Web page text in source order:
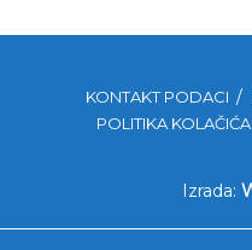
KONTAKT PODACI
POLITIKA KOLAČIĆA
Izrada: